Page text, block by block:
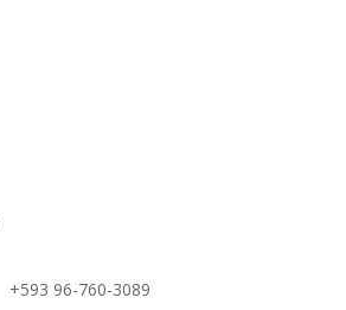
+593 96-760-3089